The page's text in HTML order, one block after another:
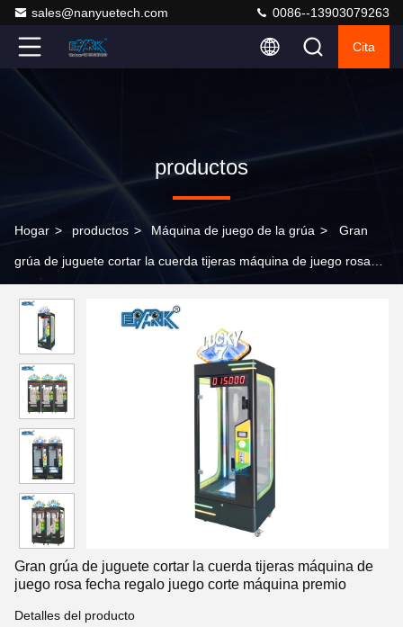
sales@nanyuetech.com 0086--13903079263
Cita
productos
Hogar > productos > Máquina de juego de la grúa > Gran
grúa de juguete cortar la cuerda tijeras máquina de juego rosa
Gran grúa de juguete cortar la cuerda tijeras máquina de
juego rosa fecha regalo juego corte máquina premio
Detalles del producto